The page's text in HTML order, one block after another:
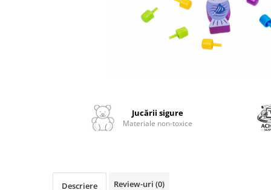
Balansoare & Covorase de Joaca
Depozitare & Organizare Jucarii
Jucării sigure
Materiale non-toxice
Descriere Review-uri (0)